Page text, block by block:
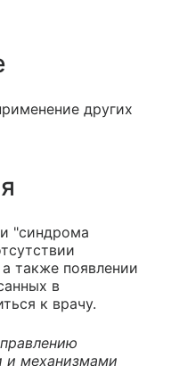
других
"синдрома
также появлении
в
к врачу.
и механизмами